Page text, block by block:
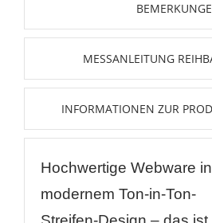
MESSANLEITUNG
INFORMATIONEN ZUR
Hochwertige Webware in
modernem Ton-in-Ton-